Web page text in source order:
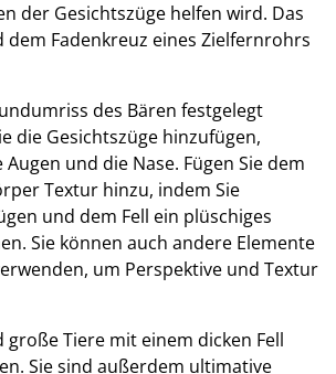
der Gesichtszüge helfen wird. Das
dem Fadenkreuz eines Zielfernrohrs
des Bären festgelegt
die Gesichtszüge hinzufügen,
und die Nase. Fügen Sie dem
Textur hinzu, indem Sie
und dem Fell ein plüschiges
Sie können auch andere Elemente
um Perspektive und Textur
große Tiere mit einem dicken Fell
Sie sind außerdem ultimative